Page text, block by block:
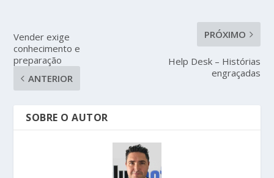
Vender exige
conhecimento e
preparação
ANTERIOR
PRÓXIMO
Help Desk – Histórias
engraçadas
SOBRE O AUTOR